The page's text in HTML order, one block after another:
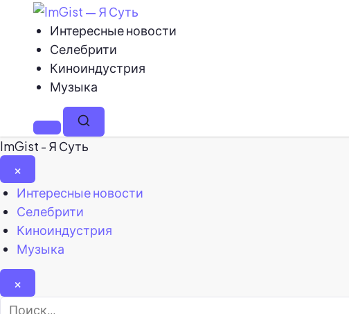
Интересные новости
Селебрити
Киноиндустрия
Музыка
МенюПоиск
ImGist - Я Суть
×
Закрыть
меню
Интересные новости
Селебрити
Киноиндустрия
Музыка
×
Найти: